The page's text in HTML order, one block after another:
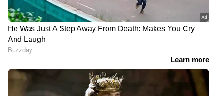
DOWNLOAD APP
ഇന്ത്യയിലെയും ലോകമെമ്പാടുമുള്ള എല്ലാ
Crime News
അറിയാൻ എപ്പോഴും
ഏഷ്യാനെറ്റ് ന്യൂസ് വാർത്തകൾ.
Malayalam